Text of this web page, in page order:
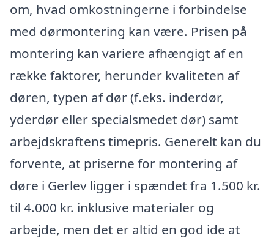
om, hvad omkostningerne i forbindelse
med dørmontering kan være. Prisen på
montering kan variere afhængigt af en
række faktorer, herunder kvaliteten af
døren, typen af dør (f.eks. inderdør,
yderdør eller specialsmedet dør) samt
arbejdskraftens timepris. Generelt kan du
forvente, at priserne for montering af
døre i Gerlev ligger i spændet fra 1.500 kr.
til 4.000 kr. inklusive materialer og
arbejde, men det er altid en god ide at